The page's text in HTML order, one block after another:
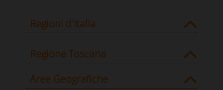
Regioni d'Italia
Regione Toscana
Aree Geografiche